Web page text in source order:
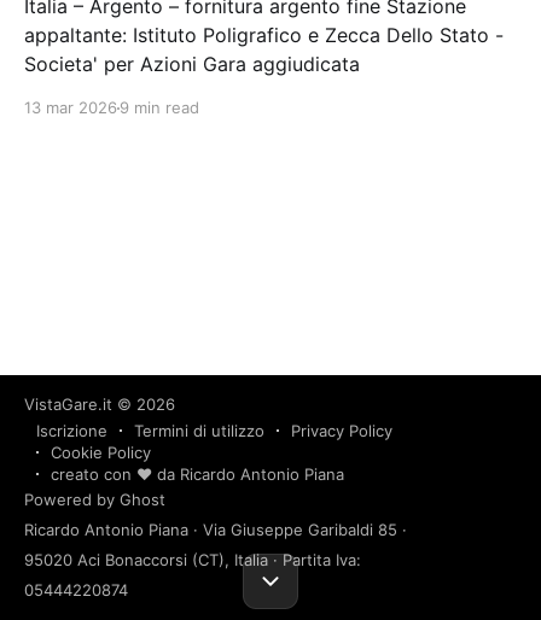
Italia – Argento – fornitura argento fine Stazione
appaltante: Istituto Poligrafico e Zecca Dello Stato -
Societa' per Azioni Gara aggiudicata
13 mar 2026 9 min read
VistaGare.it © 2026
Iscrizione
Termini di utilizzo
Privacy Policy
Cookie Policy
creato con ❤️ da Ricardo Antonio Piana
Powered by Ghost
Ricardo Antonio Piana · Via Giuseppe Garibaldi 85 ·
95020 Aci Bonaccorsi (CT), Italia · Partita Iva:
05444220874